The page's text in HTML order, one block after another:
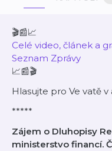
🎬📰📈
Celé video, článek a
Seznam Zprávy
📈📰🎬
Hlasujte pro Ve vatě v
*****
Zájem o Dluhopisy
ministerstvo financí.